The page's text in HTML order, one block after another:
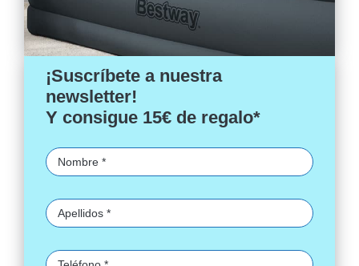
¡Suscríbete a nuestra
newsletter!
Y consigue 15€ de regalo*